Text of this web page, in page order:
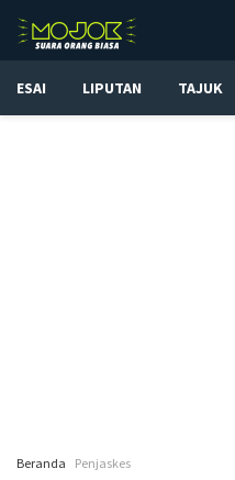
ESAI LIPUTAN TAJUK
Beranda Penjaskes